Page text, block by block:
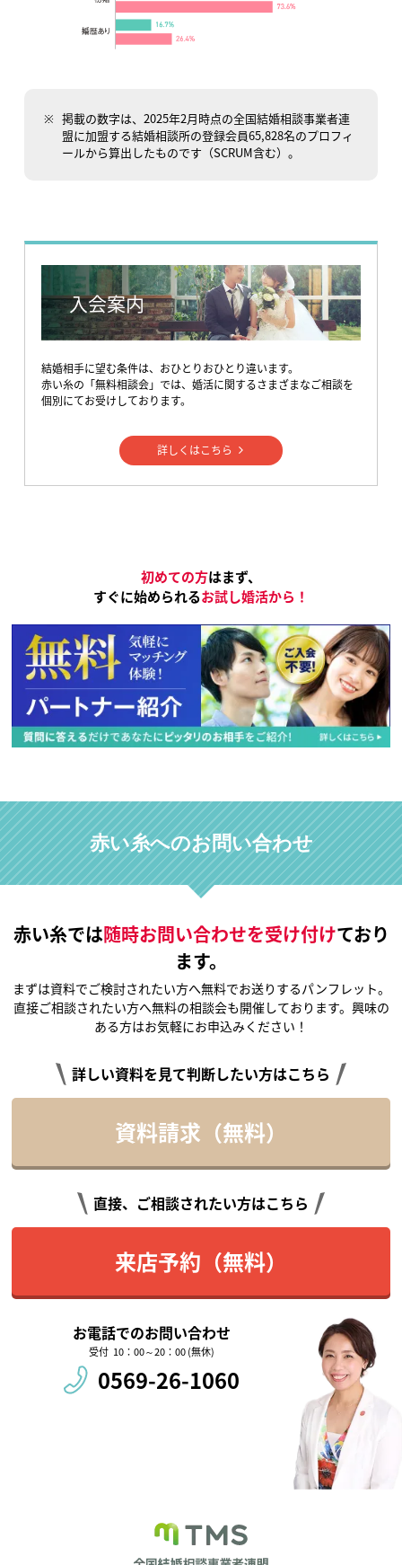
掲載の数字は、2025年2月時点の全国結婚相談事業者連
盟に加盟する結婚相談所の登録会員65,828名のプロフィ
ールから算出したものです（SCRUM含む）。
入会案内
結婚相手に望む条件は、おひとりおひとり違います。
赤い糸の「無料相談会」では、婚活に関するさまざまなご相談を
個別にてお受けしております。
詳しくはこちら
初めての方はまず、
すぐに始められるお試し婚活から！
赤い糸へのお問い合わせ
赤い糸では随時お問い合わせを受け付けており
ます。
まずは資料でご検討されたい方へ無料でお送りするパンフレット。
直接ご相談されたい方へ無料の相談会も開催しております。興味の
ある方はお気軽にお申込みください！
詳しい資料を見て判断したい方はこちら
資料請求（無料）
直接、ご相談されたい方はこちら
来店予約（無料）
お電話でのお問い合わせ
10：00～20：00 (無休)
0569-26-1060